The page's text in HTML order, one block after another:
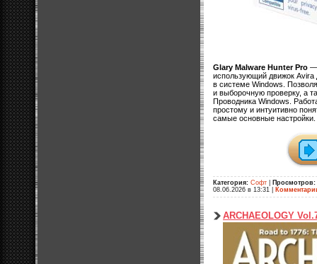
Glary Malware Hunter Pro —
использующий движок Avira
в системе Windows.
и выборочную проверку, а
Проводника Windows.
простому и интуитивно
самые основные настройки.
Категория: Софт Просмотров:
08.06.2026 в 13:31
ARCHAEOLOGY